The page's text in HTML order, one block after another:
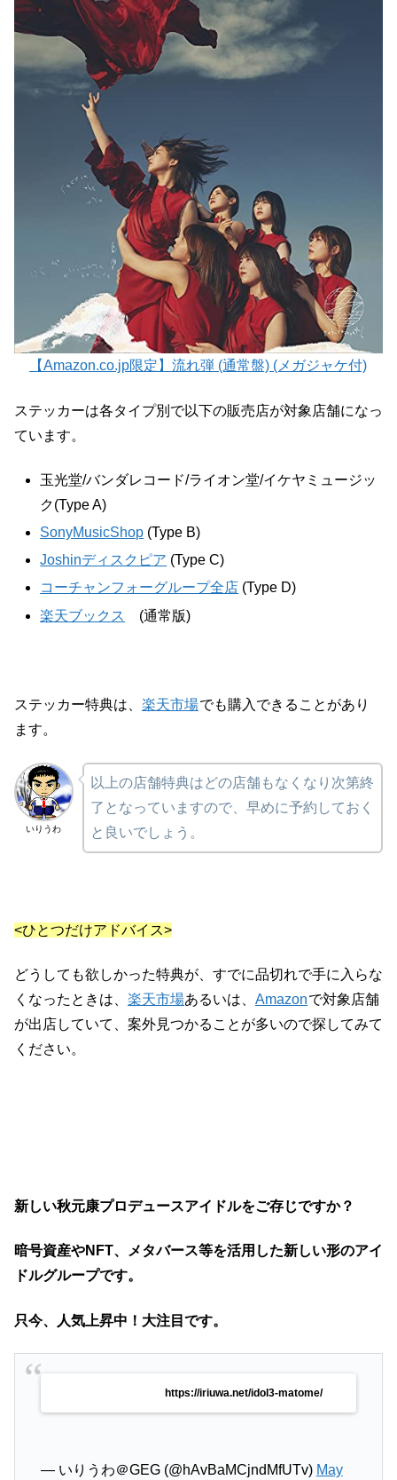
【Amazon.co.jp限定】流れ弾 (通常盤) (メガジャケ付)
ステッカーは各タイプ別で以下の販売店が対象店舗になっ
ています。
玉光堂/バンダレコード/ライオン堂/イケヤミュージッ
ク(Type A)
SonyMusicShop (Type B)
Joshinディスクピア (Type C)
コーチャンフォーグループ全店 (Type D)
楽天ブックス
(通常版)
ステッカー特典は、 楽天市場でも購入できることがあり
ます。
いりうわ
以上の店舗特典はどの店舗もなくなり次第終
了となっていますので、早めに予約しておく
と良いでしょう。
<ひとつだけアドバイス>
どうしても欲しかった特典が、すでに品切れで手に入らな
くなったときは、 楽天市場あるいは、 Amazonで対象店舗
が出店していて、案外見つかることが多いので探してみて
ください。
新しい秋元康プロデュースアイドルをご存じですか？
暗号資産やNFT、メタバース等を活用した新しい形のアイ
ドルグループです。
只今、人気上昇中！大注目です。
https://iriuwa.net/idol3-matome/
— いりうわ＠GEG (@hAvBaMCjndMfUTv) May